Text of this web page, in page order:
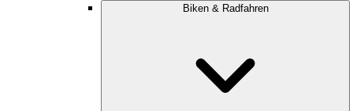
Biken & Radfahren